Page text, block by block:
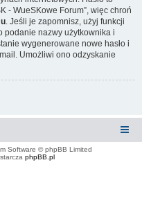
- WueSKowe Forum”, więc chroń
. Jeśli je zapomnisz, użyj funkcji
podanie nazwy użytkownika i
wygenerowane nowe hasło i
Umożliwi ono odzyskanie
Software © phpBB Limited
phpBB.pl